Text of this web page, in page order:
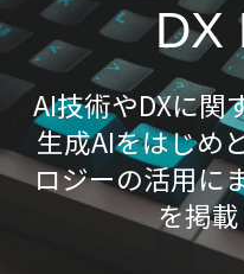
DX
AI技術やDXに関
生成AIをはじめ
ロジーの活用に
を掲載